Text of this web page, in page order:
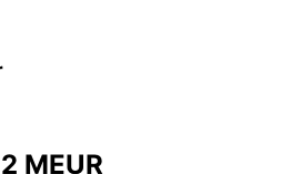
MEUR